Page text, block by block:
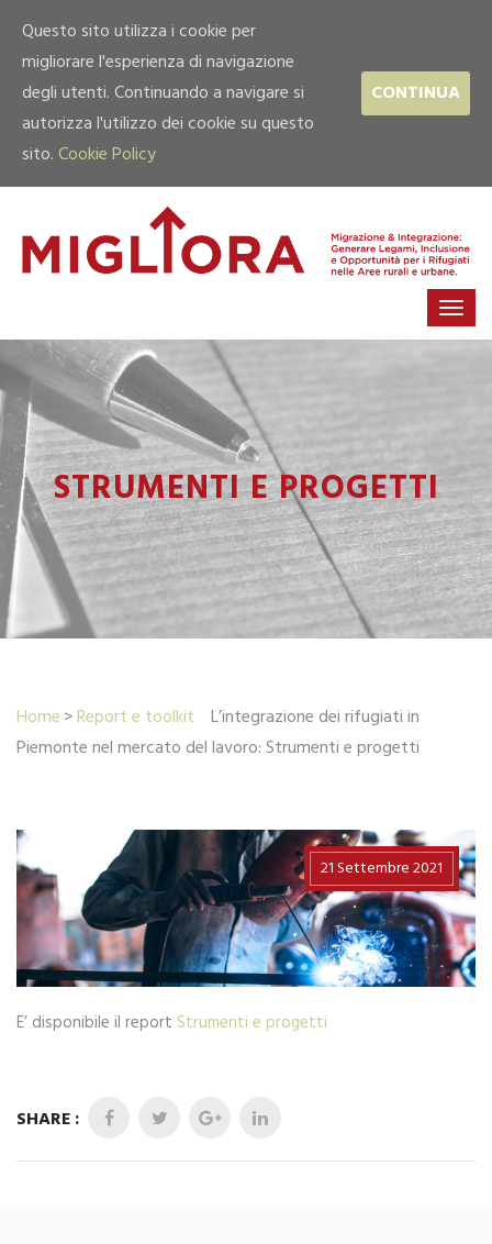
STRUMENTI E PROGETTI
Home Report e toolkit
L’integrazione dei rifugiati in
Piemonte nel mercato del lavoro: Strumenti e progetti
21 Settembre 2021
E’ disponibile il report Strumenti e progetti
SHARE :
Questo sito utilizza i cookie per
migliorare l'esperienza di navigazione
degli utenti. Continuando a navigare si
autorizza l'utilizzo dei cookie su questo
sito. Cookie Policy
CONTINUA